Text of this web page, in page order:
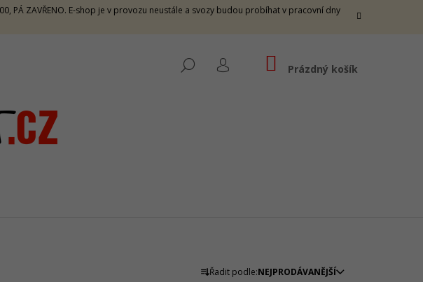
PÁ ZAVŘENO. E-shop je v provozu neustále a svozy budou probíhat v pracovní dny
HLEDAT
PŘIHLÁŠENÍ
NÁKUPNÍ
KOŠÍK
Prázdný košík
Ř Řadit podle:NEJPRODÁVANĚJŠÍ